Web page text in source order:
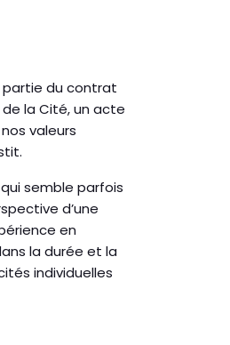
partie du contrat
de la Cité, un acte
valeurs
semble parfois
d’une
en
la durée et la
individuelles